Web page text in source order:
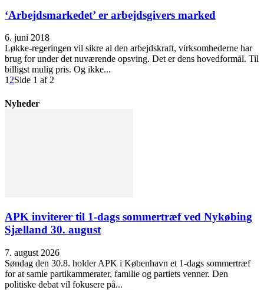
‘Arbejdsmarkedet’ er arbejdsgivers marked
6. juni 2018
Løkke-regeringen vil sikre al den arbejdskraft, virksomhederne har
brug for under det nuværende opsving. Det er dens hovedformål. Til
billigst mulig pris. Og ikke...
1 2Side 1 af 2
Nyheder
APK inviterer til 1-dags sommertræf ved Nykøbing
Sjælland 30. august
7. august 2026
Søndag den 30.8. holder APK i København et 1-dags sommertræf
for at samle partikammerater, familie og partiets venner. Den
politiske debat vil fokusere på...